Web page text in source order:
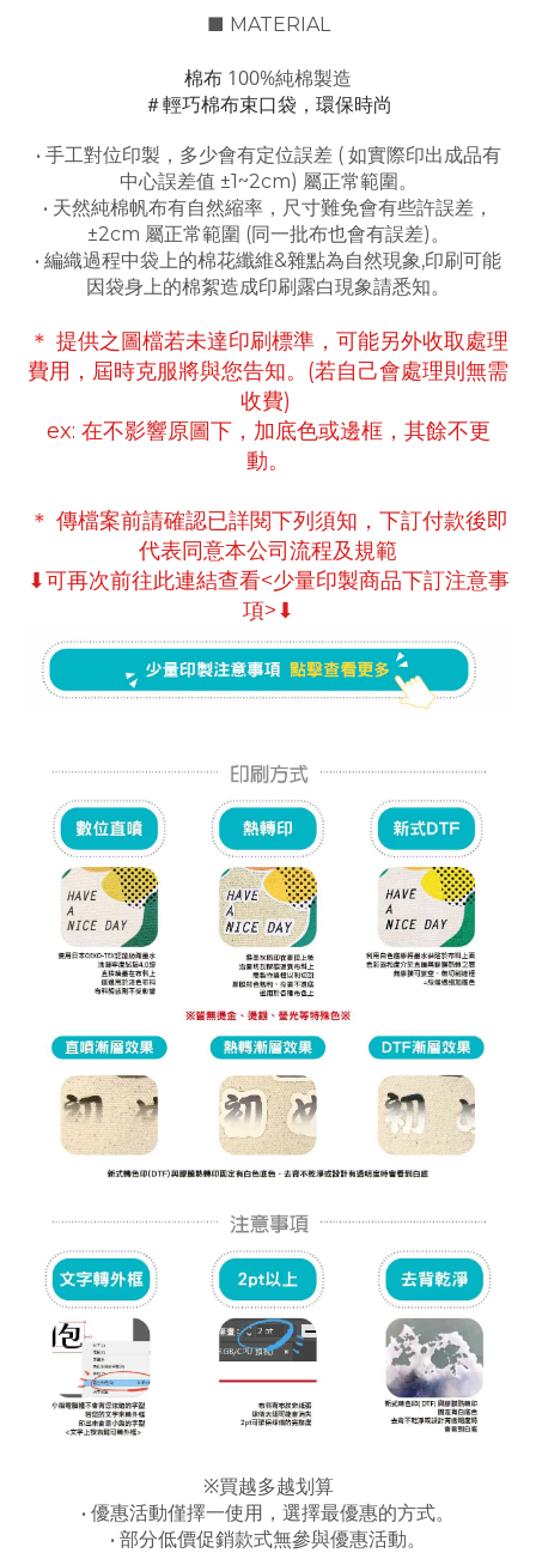
■ MATERIAL
棉布 100%純棉製造
＃輕巧棉布束口袋，環保時尚
• 手工對位印製，多少會有定位誤差 ( 如實際印出成品有
中心誤差值 ±1~2cm) 屬正常範圍。
• 天然純棉帆布有自然縮率，尺寸難免會有些許誤差，
±2cm 屬正常範圍 (同一批布也會有誤差)。
• 編織過程中袋上的棉花纖維&雜點為自然現象,印刷可能
因袋身上的棉絮造成印刷露白現象請悉知。
＊ 提供之圖檔若未達印刷標準，可能另外收取處理
費用，屆時克服將與您告知。(若自己會處理則無需
收費)
ex: 在不影響原圖下， 加底色或邊框， 其餘不更
動。
＊ 傳檔案前請確認已詳閱下列須知，下訂付款後即
代表同意本公司流程及規範
⬇可再次前往此連結查看<少量印製商品下訂注意事
項>⬇
※買越多越划算
• 優惠活動僅擇一使用，選擇最優惠的方式。
• 部分低價促銷款式無參與優惠活動。